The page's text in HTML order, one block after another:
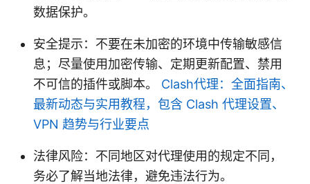
数据保护。
安全提示：不要在未加密的环境中传输敏感信
息；尽量使用加密传输、定期更新配置、禁用
不可信的插件或脚本。 Clash代理：全面指南、
最新动态与实用教程，包含 Clash 代理设置、
VPN 趋势与行业要点
法律风险：不同地区对代理使用的规定不同，
务必了解当地法律，避免违法行为。